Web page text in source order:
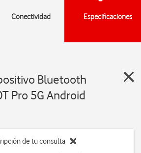
Conectividad Especificaciones
Bluetooth
Pro 5G Android
de tu consulta